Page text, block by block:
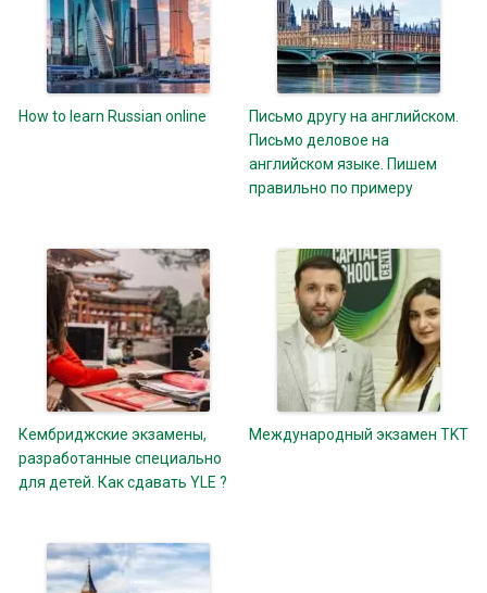
How to learn Russian online
Письмо другу на английском.
Письмо деловое на
английском языке. Пишем
правильно по примеру
Кембриджские экзамены,
разработанные специально
для детей. Как сдавать YLE ?
Международный экзамен TKT